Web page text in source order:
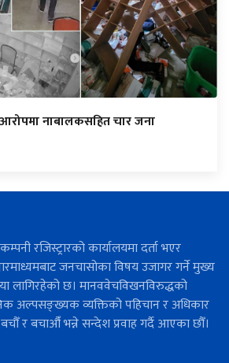
नाबालकसहित चार जना
रजिस्ट्रारको कार्यालयमा दर्ता भएर
जनचासोका विषय उजागर गर्ने मुख्य
लागिरहेको छ। मानववेचविखनविरुद्धको
अल्पसङ्ख्यक व्यक्तिको पहिचान र अधिकार
बचौँ र बचाऔँ भन्ने सन्देश प्रवाह गर्दै आएका छौँ।